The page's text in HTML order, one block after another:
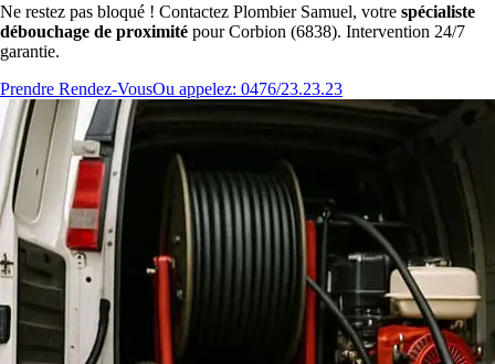
Ne restez pas bloqué ! Contactez Plombier Samuel, votre spécialiste
débouchage de proximité pour Corbion (6838). Intervention 24/7
garantie.
Prendre Rendez-VousOu appelez: 0476/23.23.23